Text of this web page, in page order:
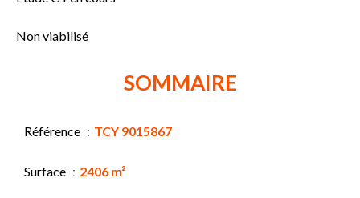
Non viabilisé
SOMMAIRE
Référence TCY 9015867
Surface 2406 m²